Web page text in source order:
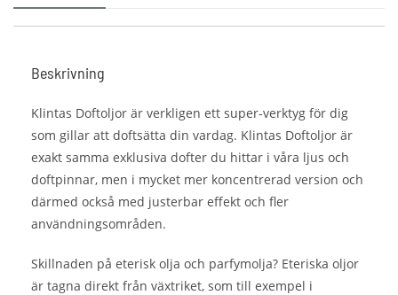
Beskrivning
Klintas Doftoljor är verkligen ett super-verktyg för dig
som gillar att doftsätta din vardag. Klintas Doftoljor är
exakt samma exklusiva dofter du hittar i våra ljus och
doftpinnar, men i mycket mer koncentrerad version och
därmed också med justerbar effekt och fler
användningsområden.
Skillnaden på eterisk olja och parfymolja? Eteriska oljor
är tagna direkt från växtriket, som till exempel i